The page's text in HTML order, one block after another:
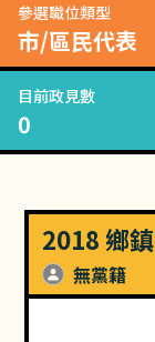
參選職位類型
市/區民代表
目前政見數
0
2018 鄉
無黨籍